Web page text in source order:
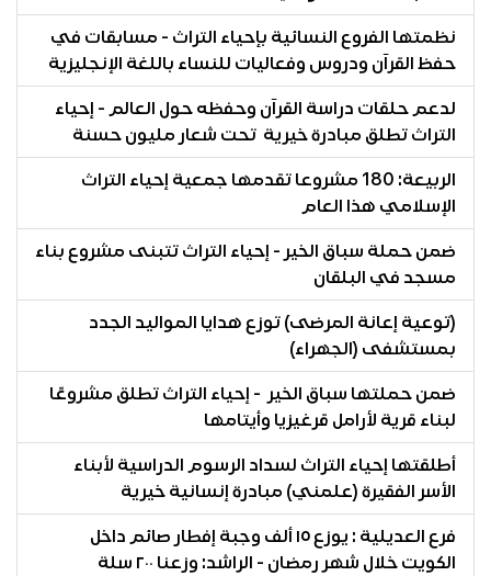
نظمتها الفروع النسائية بإحياء التراث - مسابقات في
حفظ القرآن ودروس وفعاليات للنساء باللغة الإنجليزية
لدعم حلقات دراسة القرآن وحفظه حول العالم - إحياء
التراث تطلق مبادرة خيرية تحت شعار مليون حسنة
الربيعة: 180 مشروعا تقدمها جمعية إحياء التراث
الإسلامي هذا العام
ضمن حملة سباق الخير - إحياء التراث تتبنى مشروع بناء
مسجد في البلقان
(توعية إعانة المرضى) توزع هدايا المواليد الجدد
بمستشفى (الجهراء)
ضمن حملتها سباق الخير - إحياء التراث تطلق مشروعًا
لبناء قرية لأرامل قرغيزيا وأيتامها
أطلقتها إحياء التراث لسداد الرسوم الدراسية لأبناء
الأسر الفقيرة (علمني) مبادرة إنسانية خيرية
فرع العديلية : يوزع ١٥ ألف وجبة إفطار صائم داخل
الكويت خلال شهر رمضان - الراشد: وزعنا ٢٠٠ سلة